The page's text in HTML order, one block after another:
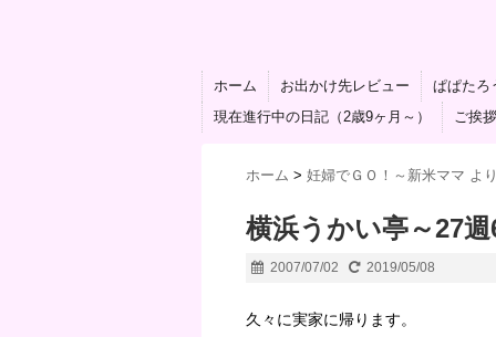
ホーム お出かけ先レビュー ぱぱたろ
現在進行中の日記（2歳9ヶ月～）
ご挨拶
ホーム > 妊婦でＧＯ！～新米ママ よ
横浜うかい亭～27週
2007/07/02 2019/05/08
久々に実家に帰ります。